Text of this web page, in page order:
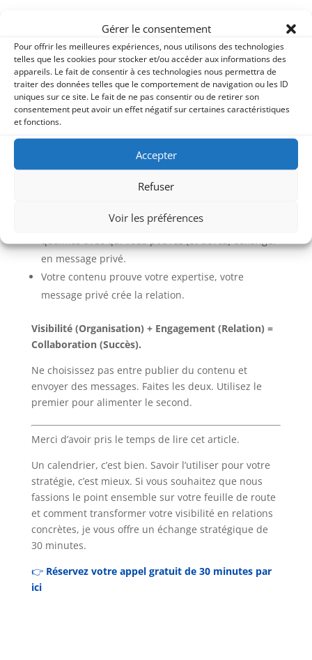
Gérer le consentement
Pour offrir les meilleures expériences, nous utilisons des technologies
telles que les cookies pour stocker et/ou accéder aux informations des
appareils. Le fait de consentir à ces technologies nous permettra de
traiter des données telles que le comportement de navigation ou les ID
uniques sur ce site. Le fait de ne pas consentir ou de retirer son
consentement peut avoir un effet négatif sur certaines caractéristiques
et fonctions.
Accepter
Refuser
Voir les préférences
Ceux qui réussissent à avoir des clients ? Ce sont
ceux qui parlent aux gens.
Votre contenu, désormais planifié grâce à votre
calendrier, n’est pas une fin en soi.C’est un prétexte
pour engager la conversation.
Un post sur la « Journée mondiale de… » est une
Les personnes qui commentent sont des prospects
qualifiés avec qui vous pouvez (et devez) échanger
en message privé.
Votre contenu prouve votre expertise, votre
message privé crée la relation.
Visibilité (Organisation) + Engagement (Relation) =
Collaboration (Succès).
Ne choisissez pas entre publier du contenu et
envoyer des messages. Faites les deux. Utilisez le
premier pour alimenter le second.
Merci d’avoir pris le temps de lire cet article.
Un calendrier, c’est bien. Savoir l’utiliser pour votre
stratégie, c’est mieux. Si vous souhaitez que nous
fassions le point ensemble sur votre feuille de route
et comment transformer votre visibilité en relations
concrètes, je vous offre un échange stratégique de
30 minutes.
👉 Réservez votre appel gratuit de 30 minutes par
ici